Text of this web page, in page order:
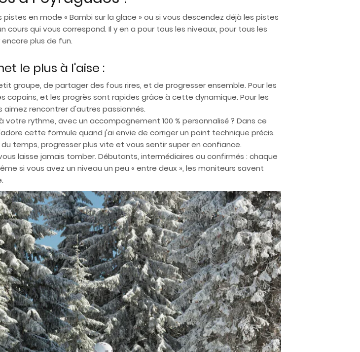
en mode « Bambi sur la glace » ou si vous descendez déjà les pistes
cours qui vous correspond. Il y en a pour tous les niveaux, pour tous les
plus de fun.
le plus à l'aise :
groupe, de partager des fous rires, et de progresser ensemble. Pour les
copains, et les progrès sont rapides grâce à cette dynamique. Pour les
rencontrer d'autres passionnés.
rythme, avec un accompagnement 100 % personnalisé ? Dans ce
cette formule quand j'ai envie de corriger un point technique précis.
temps, progresser plus vite et vous sentir super en confiance.
laisse jamais tomber. Débutants, intermédiaires ou confirmés : chaque
si vous avez un niveau un peu « entre deux », les moniteurs savent